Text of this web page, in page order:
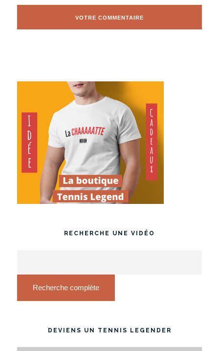
RECHERCHE UNE VIDÉO
Recherche complète
DEVIENS UN TENNIS LEGENDER